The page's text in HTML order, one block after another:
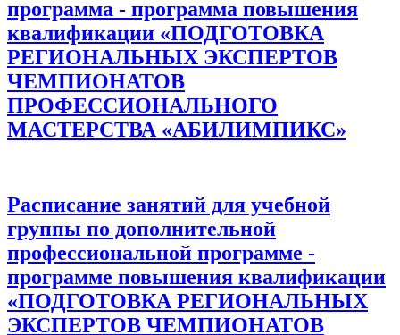
программа - программа повышения
квалификации «ПОДГОТОВКА
РЕГИОНАЛЬНЫХ ЭКСПЕРТОВ
ЧЕМПИОНАТОВ
ПРОФЕССИОНАЛЬНОГО
МАСТЕРСТВА «АБИЛИМПИКС»
Расписание занятий для учебной
группы по дополнительной
профессиональной программе -
программе повышения квалификации
«ПОДГОТОВКА РЕГИОНАЛЬНЫХ
ЭКСПЕРТОВ ЧЕМПИОНАТОВ